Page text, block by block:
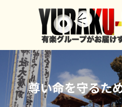
尊い命を守るた